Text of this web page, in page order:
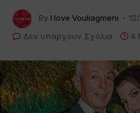
By I love Vouliagmeni
Δεν υπάρχουν Σχόλια
4